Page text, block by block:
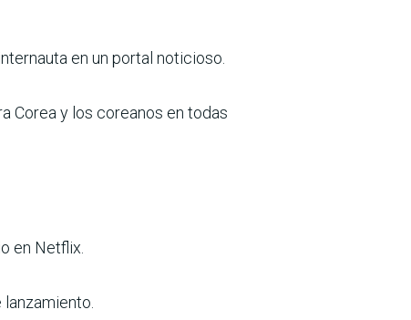
en un portal noticioso.
Corea y los coreanos en todas
en Netflix.